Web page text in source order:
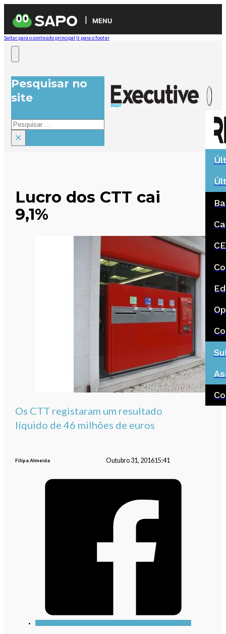
MENU
Saltar para o conteúdo principal Ir para o footer
Pesquisar no
site
Pesquisar
×
Lucro dos CTT cai
9,1%
Os CTT registaram um resultado
líquido de 46 milhões de euros
Filipa Almeida Outubro 31, 201615:41